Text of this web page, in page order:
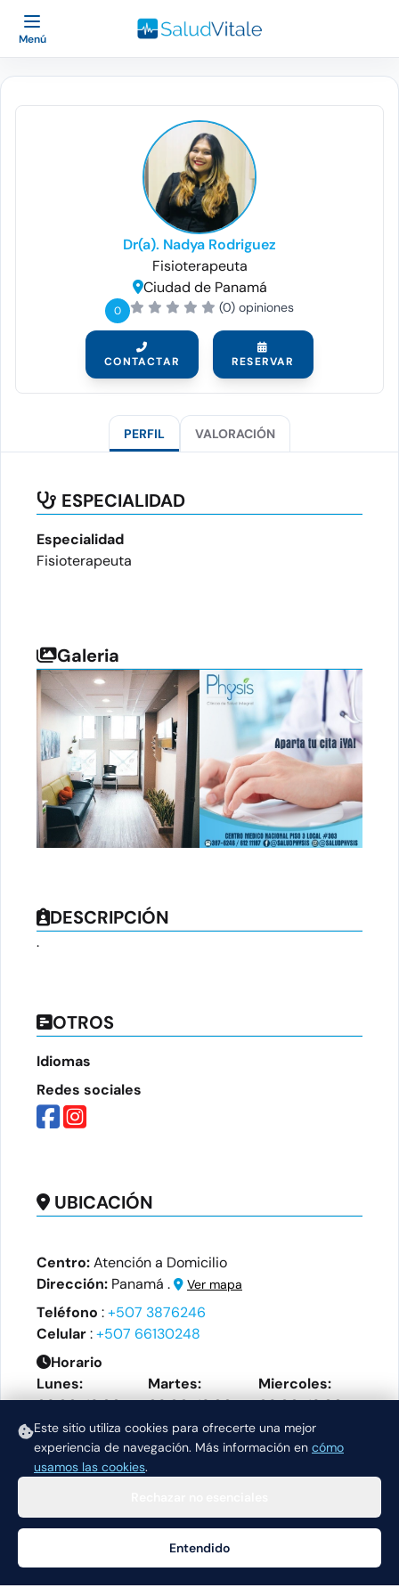
Este sitio utiliza cookies para ofrecerte una mejor
experiencia de navegación. Más información en cómo
usamos las cookies.
Entendido
Menú
Dr(a). Nadya Rodriguez
Fisioterapeuta
Ciudad de Panamá
0 (0) opiniones
CONTACTAR RESERVAR
PERFIL VALORACIÓN
ESPECIALIDAD
Especialidad
Fisioterapeuta
Galeria
DESCRIPCIÓN
.
OTROS
Idiomas
Redes sociales
UBICACIÓN
Centro:Atención a Domicilio
Dirección: Panamá . Ver mapa
Teléfono :+507 3876246
Celular:+507 66130248
Horario
Lunes:
08:00-18:00
Martes:
08:00-18:00
Miercoles:
08:00-18:00
Jueves:
08:00-18:00
Viernes:
08:00-18:00
Ayuda